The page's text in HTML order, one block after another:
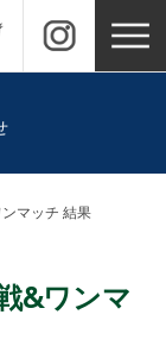
マッチ 結果
&ワンマ